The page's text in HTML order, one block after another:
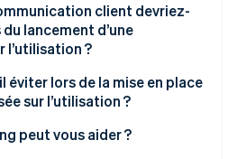
avec consentement
par segment
en douceur pour vos
client devriez-
lancement d’une
l’utilisation ?
de vente
éviter lors de la mise en place
sur l’utilisation ?
peut vous aider ?